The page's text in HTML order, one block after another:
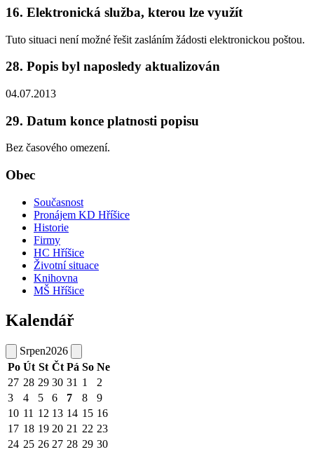
16. Elektronická služba, kterou lze využít
Tuto situaci není možné řešit zasláním žádosti elektronickou poštou.
28. Popis byl naposledy aktualizován
04.07.2013
29. Datum konce platnosti popisu
Bez časového omezení.
Obec
Současnost
Pronájem KD Hříšice
Historie
Firmy
HC Hříšice
Životní situace
Knihovna
MŠ Hříšice
Kalendář
Srpen2026
Po Út St Čt Pá So Ne
27 28 29 30 31 1
2
3
4 5 6 7 8
9
10 11 12 13 14 15 16
17 18 19 20 21 22 23
24 25 26 27 28 29 30